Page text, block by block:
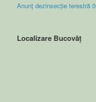
Anunț dezinsecție terestră
Localizare Bucovăț